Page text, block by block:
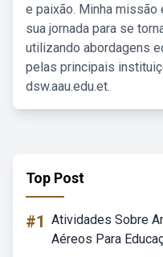
e paixão. Minha
sua jornada para se
utilizando abordagens
pelas principais
dsw.aau.edu.et.
Top Post
#1 Atividades Sobre
Aéreos Para